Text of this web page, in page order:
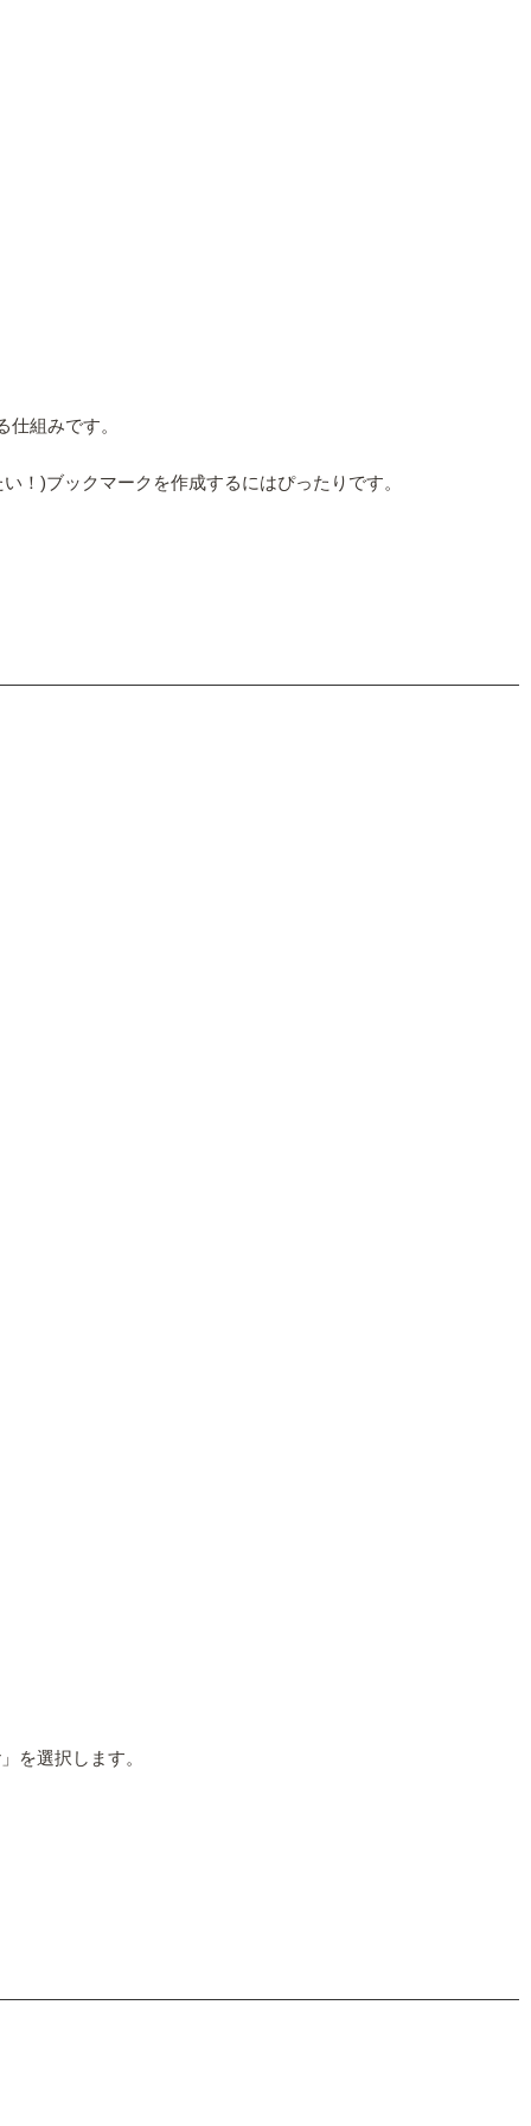
組みです。
！)ブックマークを作成するにはぴったりです。
を選択します。